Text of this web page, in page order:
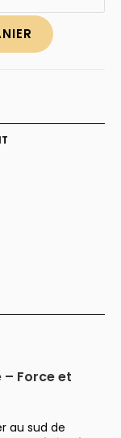
Force et
au sud de